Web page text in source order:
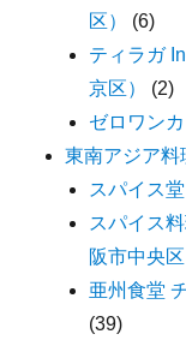
区）
(6)
ティラガ
京区）
(2)
ゼロワン
東南アジア料
スパイス
スパイス
阪市中央区
亜州食堂
(39)